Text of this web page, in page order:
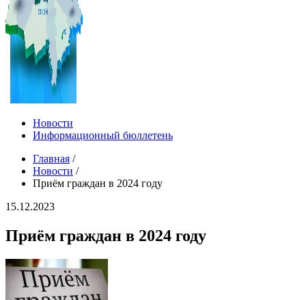
Новости
Информационный бюллетень
Главная /
Новости /
Приём граждан в 2024 году
15.12.2023
Приём граждан в 2024 году